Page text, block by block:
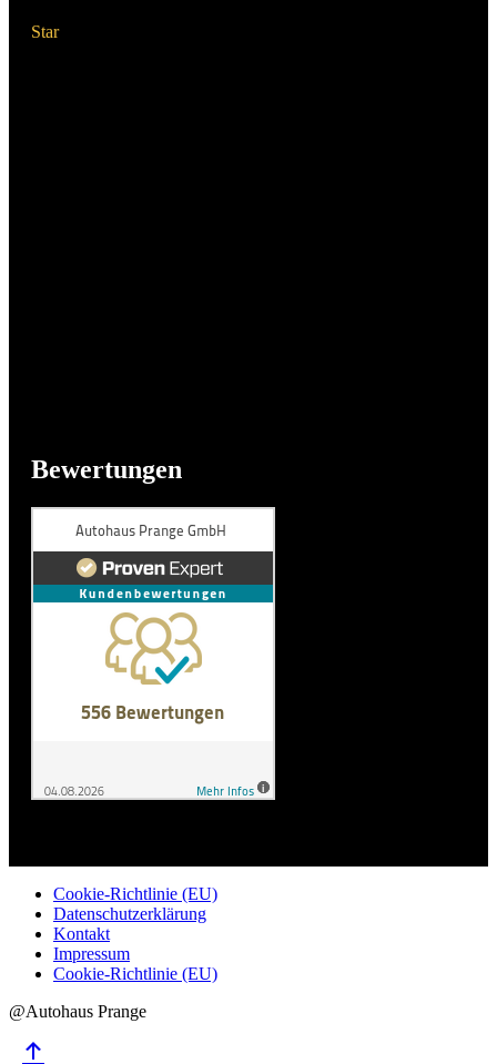
Star
Bewertungen
Cookie-Richtlinie (EU)
Datenschutzerklärung
Kontakt
Impressum
Cookie-Richtlinie (EU)
@Autohaus Prange